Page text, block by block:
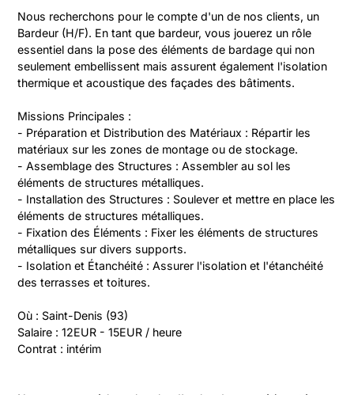
Nous recherchons pour le compte d'un de nos clients, un
Bardeur (H/F). En tant que bardeur, vous jouerez un rôle
essentiel dans la pose des éléments de bardage qui non
seulement embellissent mais assurent également l'isolation
thermique et acoustique des façades des bâtiments.
Missions Principales :
- Préparation et Distribution des Matériaux : Répartir les
matériaux sur les zones de montage ou de stockage.
- Assemblage des Structures : Assembler au sol les
éléments de structures métalliques.
- Installation des Structures : Soulever et mettre en place les
éléments de structures métalliques.
- Fixation des Éléments : Fixer les éléments de structures
métalliques sur divers supports.
- Isolation et Étanchéité : Assurer l'isolation et l'étanchéité
des terrasses et toitures.
Où : Saint-Denis (93)
Salaire : 12EUR - 15EUR / heure
Contrat : intérim